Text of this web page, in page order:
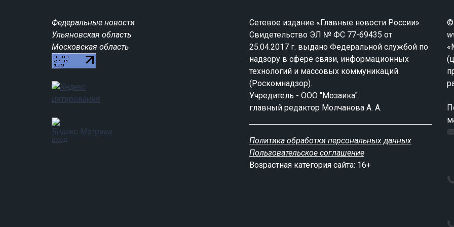
Федеральные новости
Ульяновская область
Московская область
вход
Сетевое издание «Главные новости России».
Свидетельство ЭЛ № ФС 77-69435 от
25.04.2017 г. выдано Федеральной службой по
надзору в сфере связи, информационных
технологий и массовых коммуникаций
(Роскомнадзор).
Учредитель - ООО "Мозаика".
главный редактор Молчанова А. А.
Политика обработки персональных данных
Пользовательское соглашение
Возрастная категория сайта: 16+
©